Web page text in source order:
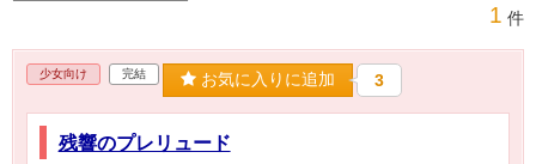
1 件
少女向け 完結 お気に入りに追加 3
残響のプレリュード